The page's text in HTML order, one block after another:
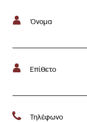
Όνομα
Επίθετο
Τηλέφωνο